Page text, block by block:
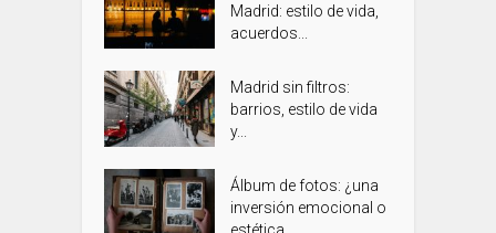
Madrid: estilo de vida,
acuerdos...
Madrid sin filtros:
barrios, estilo de vida
y...
Álbum de fotos: ¿una
inversión emocional o